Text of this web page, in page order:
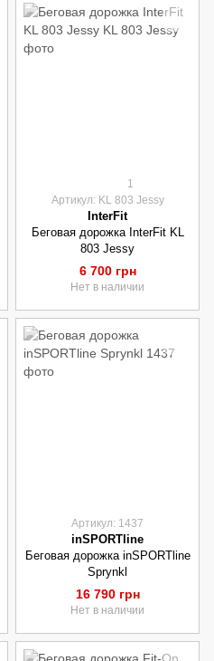
1
Артикул: KL 803 Jessy
InterFit
Беговая дорожка InterFit KL
803 Jessy
6 700 грн
Нет в наличии
Артикул: 1437
inSPORTline
Беговая дорожка inSPORTline
Sprynkl
16 790 грн
Нет в наличии